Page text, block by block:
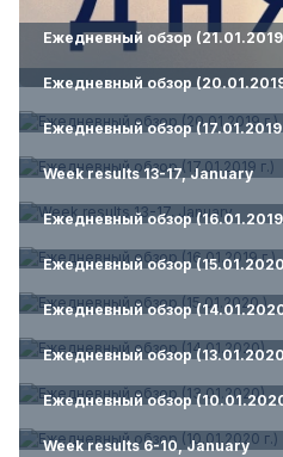
Ежедневный обзор (21.01.2019
Ежедневный обзор
Ежедневный обзор (17.01.2019
Week results 13-17, January
Ежедневный обзор (16.01.2019
Ежедневный обзор
Ежедневный обзор
Ежедневный обзор
Ежедневный обзор
Week results 6-10, January